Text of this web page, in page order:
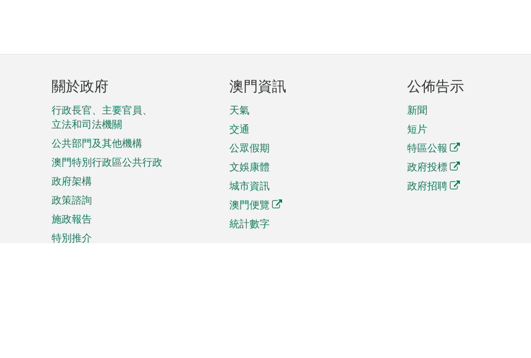
頁
腳
菜
單
關於政府
行政長官、主要官員、
立法和司法機關
公共部門及其他機構
澳門特別行政區公共行政
政府架構
政策諮詢
施政報告
特別推介
澳門資訊
天氣
交通
公眾假期
文娛康體
城市資訊
澳門便覽
統計數字
公佈告示
新聞
短片
特區公報
政府投標
政府招聘